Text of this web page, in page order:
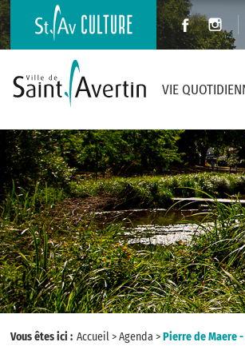
VIE
Vous êtes ici : Accueil>Agenda>Pierre de Maere -